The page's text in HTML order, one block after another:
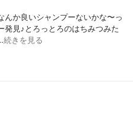
んか良いシャンプーないかな〜っ
発見♪とろっとろのはちみつみた
続きを見る